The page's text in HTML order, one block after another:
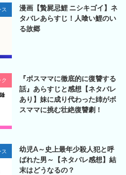
漫画【贄屍忌鯉 ニシキゴイ】ネ
タバレあらすじ！人喰い鯉のい
る故郷
『ボスママに徹底的に復讐する
話』あらすじと感想【ネタバレ
あり】妹に成り代わった姉がボ
スママに挑む壮絶復讐劇！
幼児A～史上最年少殺人犯と呼
ばれた男～【ネタバレ感想】結
末はどうなるの？